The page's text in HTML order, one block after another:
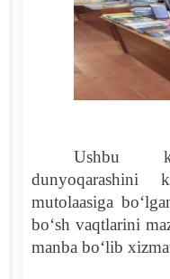
Ushbu
dunyoqarashini
mutolaasiga
bo‘sh vaqtlarini
manba bo‘lib